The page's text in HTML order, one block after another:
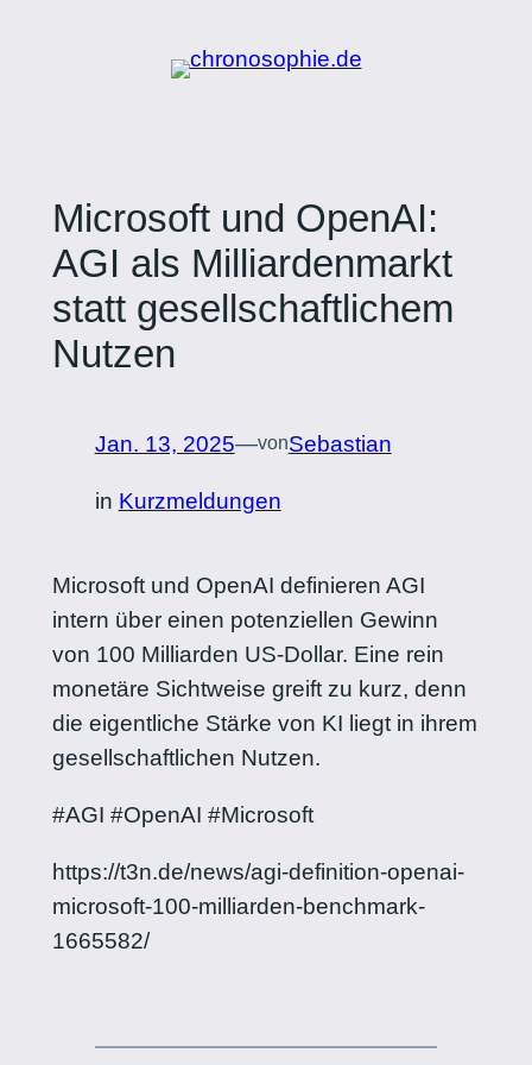
Microsoft und OpenAI:
AGI als Milliardenmarkt
statt gesellschaftlichem
Nutzen
Jan. 13, 2025—vonSebastian
in Kurzmeldungen
Microsoft und OpenAI definieren AGI
intern über einen potenziellen Gewinn
von 100 Milliarden US-Dollar. Eine rein
monetäre Sichtweise greift zu kurz, denn
die eigentliche Stärke von KI liegt in ihrem
gesellschaftlichen Nutzen.
#AGI #OpenAI #Microsoft
https://t3n.de/news/agi-definition-openai-
microsoft-100-milliarden-benchmark-
1665582/